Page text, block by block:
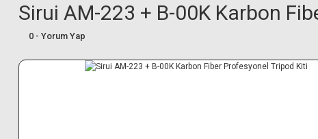
Sirui AM-223 + B-00K Karbon
0 - Yorum Yap